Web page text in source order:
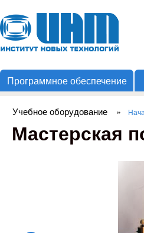
Институт
Новых
Программное обеспечение
Вы здесь
Учебное оборудование »
Мастерская